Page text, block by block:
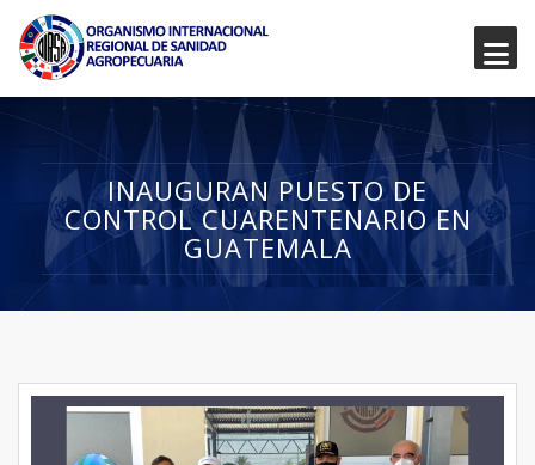
INAUGURAN PUESTO DE
CONTROL CUARENTENARIO EN
GUATEMALA